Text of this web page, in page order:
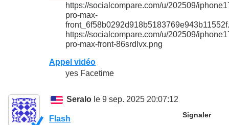
https://socialcompare.com/u/202509/
pro-max-
https://socialcompare.com/u/202509/
pro-max-front-86srdlvx.png
Appel vidéo
yes Facetime
Seralo le 9 sep. 2025 20:07:12
Signaler
Flash